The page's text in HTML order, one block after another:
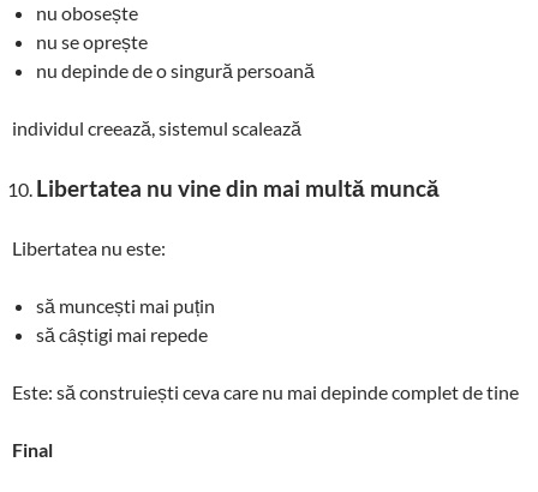
nu obosește
nu se oprește
nu depinde de o singură persoană
individul creează, sistemul scalează
Libertatea nu vine din mai multă muncă
Libertatea nu este:
să muncești mai puțin
să câștigi mai repede
Este: să construiești ceva care nu mai depinde complet de tine
Final